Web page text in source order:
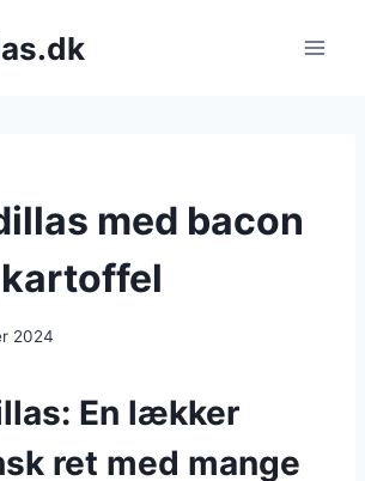
med bacon
2024
En lækker
ret med mange